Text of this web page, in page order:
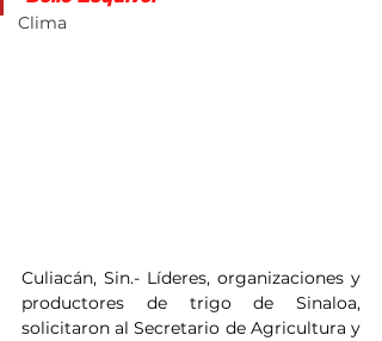
Clima
Culiacán, Sin.- Líderes, organizaciones y
productores de trigo de Sinaloa,
solicitaron al Secretario de Agricultura y